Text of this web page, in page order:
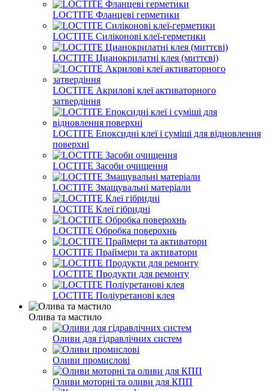
LOCTITE Фланцеві герметики
LOCTITE Силіконові клеї-герметики
LOCTITE Цианокрилатні клея (миттєві)
LOCTITE Акрилові клеї активаторного
затвердіння
LOCTITE Епокcидні клеї і суміші для відновлення
поверхні
LOCTITE Засоби очищення
LOCTITE Змащувальні матеріали
LOCTITE Клеї гібридні
LOCTITE Обробка поверохнь
LOCTITE Праймери та активатори
LOCTITE Продукти для ремонту
LOCTITE Поліуретанові клея
Олива та мастило
Оливи для гідравлічних систем
Оливи промислові
Оливи моторні та оливи для КПП